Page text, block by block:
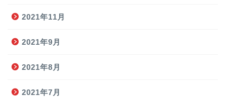
2021年11月
2021年9月
2021年8月
2021年7月